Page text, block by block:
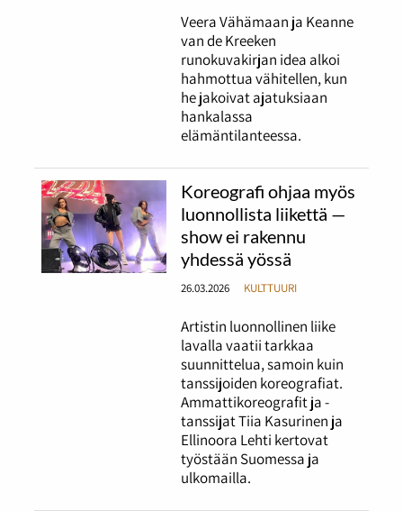
Veera Vähämaan ja Keanne
van de Kreeken
runokuvakirjan idea alkoi
hahmottua vähitellen, kun
he jakoivat ajatuksiaan
hankalassa
elämäntilanteessa.
Koreografi ohjaa myös
luonnollista liikettä —
show ei rakennu
yhdessä yössä
26.03.2026 KULTTUURI
Artistin luonnollinen liike
lavalla vaatii tarkkaa
suunnittelua, samoin kuin
tanssijoiden koreografiat.
Ammattikoreografit ja -
tanssijat Tiia Kasurinen ja
Ellinoora Lehti kertovat
työstään Suomessa ja
ulkomailla.